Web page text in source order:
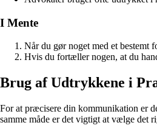
I Mente
Når du gør noget med et bestemt
Hvis du fortæller nogen, at du
Brug af Udtrykkene i
For at præcisere din kommunikation er
samme måde er det vigtigt at vælge det